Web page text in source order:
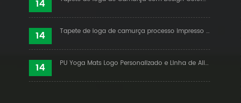
14
14 Tapete de ioga de camurça processo impresso personalizado
14 PU Yoga Mats Logo Personalizado e Linha de Alinhamento